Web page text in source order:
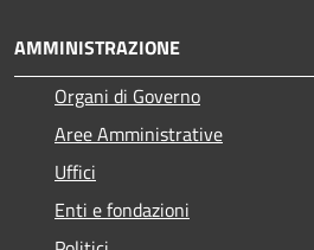
AMMINISTRAZIONE
Organi di Governo
Aree Amministrative
Uffici
Enti e fondazioni